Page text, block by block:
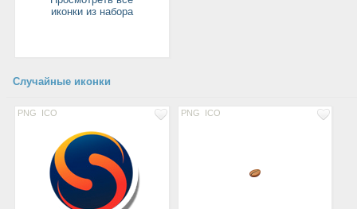
иконки из набора
Случайные иконки
PNG ICO PNG ICO